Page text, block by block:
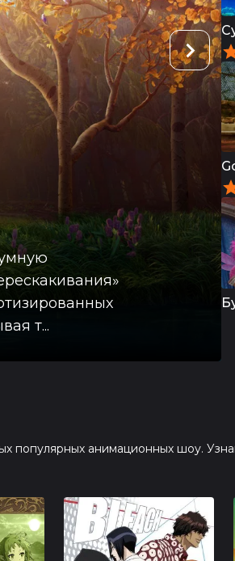
т...
популярных анимационных шоу.